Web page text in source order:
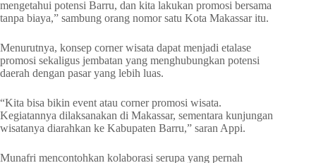
mengetahui potensi Barru, dan kita lakukan promosi bersama
tanpa biaya,” sambung orang nomor satu Kota Makassar itu.
Menurutnya, konsep corner wisata dapat menjadi etalase
promosi sekaligus jembatan yang menghubungkan potensi
daerah dengan pasar yang lebih luas.
“Kita bisa bikin event atau corner promosi wisata.
Kegiatannya dilaksanakan di Makassar, sementara kunjungan
wisatanya diarahkan ke Kabupaten Barru,” saran Appi.
Munafri mencontohkan kolaborasi serupa yang pernah